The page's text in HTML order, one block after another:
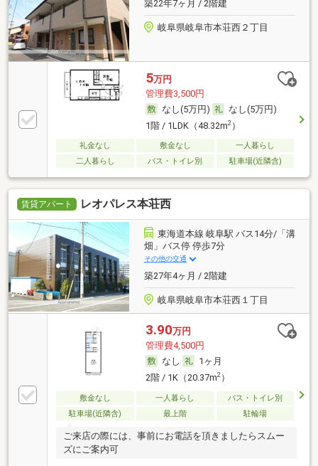
築22年7ヶ月 / 2階建
岐阜県岐阜市本荘西２丁目
5万円
管理費3,500円
なし(5万円)
なし(5万円)
1階 / 1LDK（48.32m2）
礼金なし 敷金なし
一人暮らし
二人暮らし
バス・トイレ別 駐車場(近隣含)
賃貸アパート レオパレス本荘西
東海道本線 岐阜駅 バス14分/「溝
畑」バス停 停歩7分
その他の交通
築27年4ヶ月 / 2階建
岐阜県岐阜市本荘西１丁目
3.90万円
管理費4,500円
なし
1ヶ月
2階 / 1K（20.37m2）
敷金なし 一人暮らし
バス・トイレ別
駐車場(近隣含)
最上階 駐輪場
ご来店の際には、事前にお電話を頂きましたらスムー
ズにご案内可